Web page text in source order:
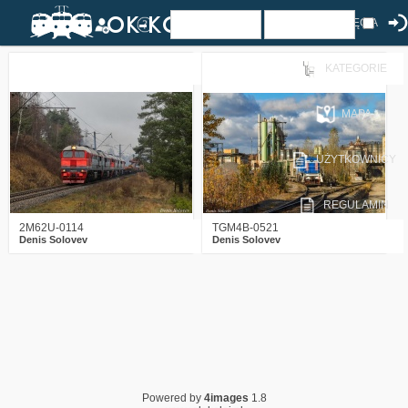
ZDJĘCIA
KATEGORIE
MAPA
UŻYTKOWNICY
REGULAMIN
2M62U-0114
Denis Solovev
1114 18
TGM4B-0521
Denis Solovev
Powered by 4images 1.8